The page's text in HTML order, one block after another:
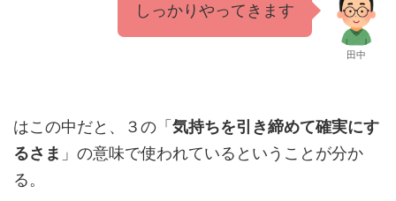
しっかりやってきます
田中
はこの中だと、３の「 気持ちを引き締めて確実にす
るさま 」の意味で使われているということが分か
る。